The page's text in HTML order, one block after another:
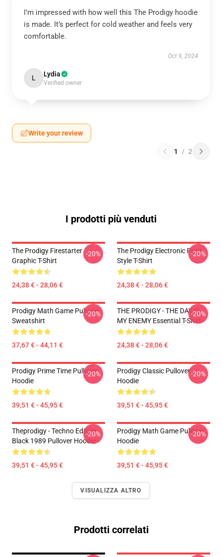
I’m impressed with how well this The Prodigy hoodie
is made. It’s perfect for cold weather and feels very
comfortable.
Oct 9, 2024
L Lydia
Verified owner
Write your review
1 / 2
I prodotti più venduti
The Prodigy Firestarter
Graphic T-Shirt
24,38 € - 28,06 €
-20%
The Prodigy Electronic Punk
Style T-Shirt
24,38 € - 28,06 €
-20%
Prodigy Math Game Pullover
Sweatshirt
37,67 € - 44,11 €
-20%
THE PRODIGY - THE DAY IS
MY ENEMY Essential T-Shirt
24,38 € - 28,06 €
-20%
Prodigy Prime Time Pullover
Hoodie
39,51 € - 45,95 €
-20%
Prodigy Classic Pullover
Hoodie
39,51 € - 45,95 €
-20%
Theprodigy - Techno Edition
Black 1989 Pullover Hoodie
39,51 € - 45,95 €
-20%
Prodigy Math Game Pullover
Hoodie
39,51 € - 45,95 €
-20%
VISUALIZZA ALTRO
Prodotti correlati